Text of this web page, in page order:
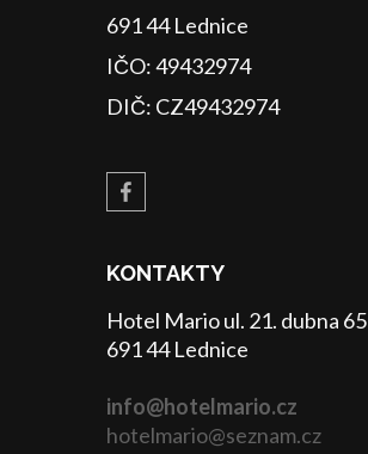
691 44 Lednice
IČO: 49432974
DIČ: CZ49432974
KONTAKTY
Hotel Mario ul. 21. dubna 65
691 44 Lednice
info@hotelmario.cz
hotelmario@seznam.cz